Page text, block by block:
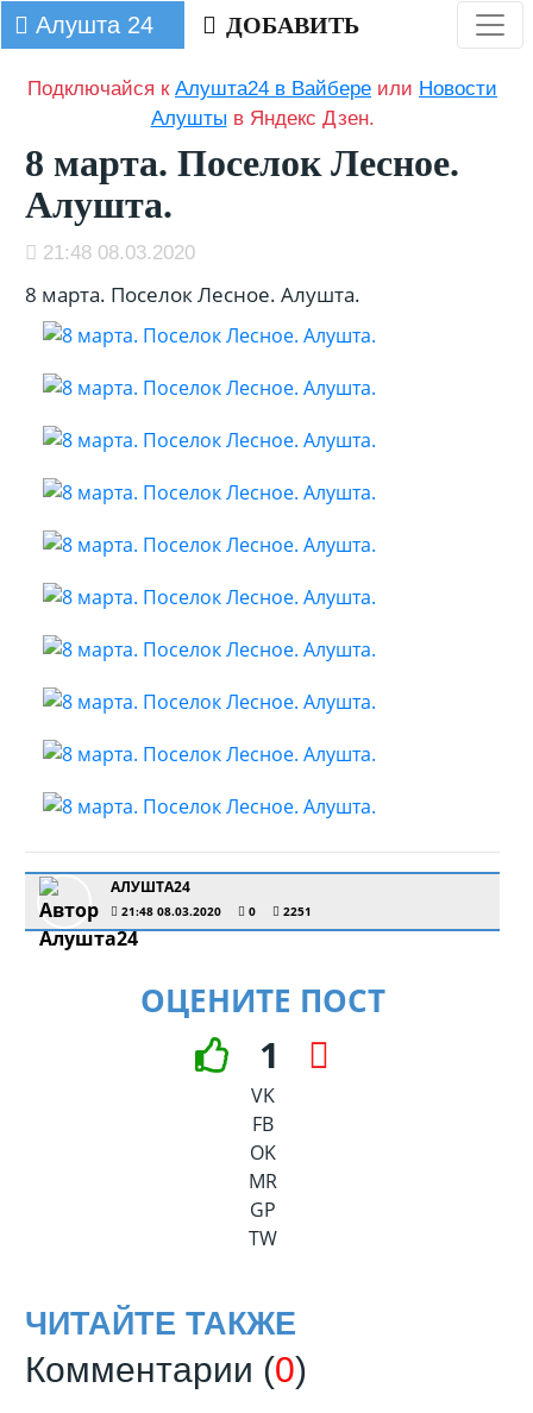
Алушта 24 ДОБАВИТЬ
Подключайся кАлушта24 в Вайбере или Новости
Алушты в Яндекс Дзен.
8 марта. Поселок Лесное.
Алушта.
21:48 08.03.2020
8 марта. Поселок Лесное. Алушта.
АЛУШТА24
21:48 08.03.2020 0 2251
ОЦЕНИТЕ ПОСТ
1
VK
FB
OK
MR
GP
TW
ЧИТАЙТЕ ТАКЖЕ
Комментарии (0)